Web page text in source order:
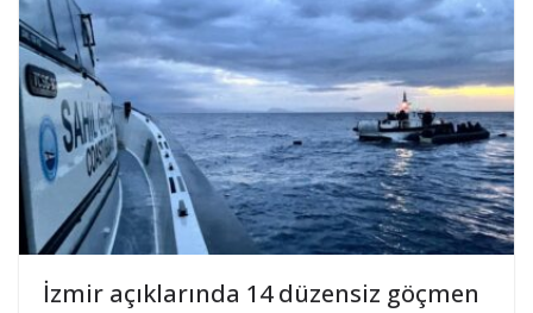
İzmir açıklarında 14 düzensiz göçmen